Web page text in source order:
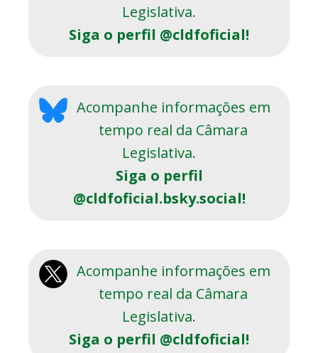
Legislativa.
Siga o perfil @cldfoficial!
Acompanhe informações em
tempo real da Câmara
Legislativa.
Siga o perfil
@cldfoficial.bsky.social!
Acompanhe informações em
tempo real da Câmara
Legislativa.
Siga o perfil @cldfoficial!